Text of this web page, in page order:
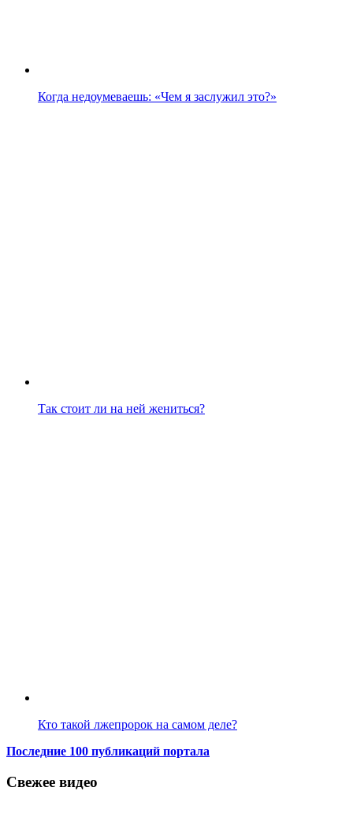
Когда недоумеваешь: «Чем я заслужил это?»
Так стоит ли на ней жениться?
Кто такой лжепророк на самом деле?
Последние 100 публикаций портала
Свежее видео